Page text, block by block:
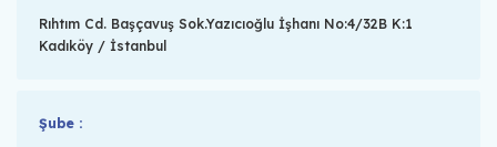
Rıhtım Cd. Başçavuş Sok.Yazıcıoğlu İşhanı No:4/32B K:1
Kadıköy / İstanbul
Şube :